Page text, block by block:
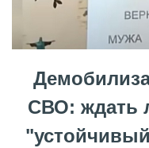
СВО: ждать